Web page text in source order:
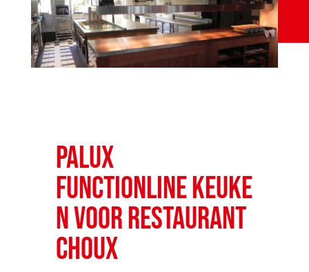
PALUX
FUNCTIONLINE KEUKE
N VOOR RESTAURANT
CHOUX